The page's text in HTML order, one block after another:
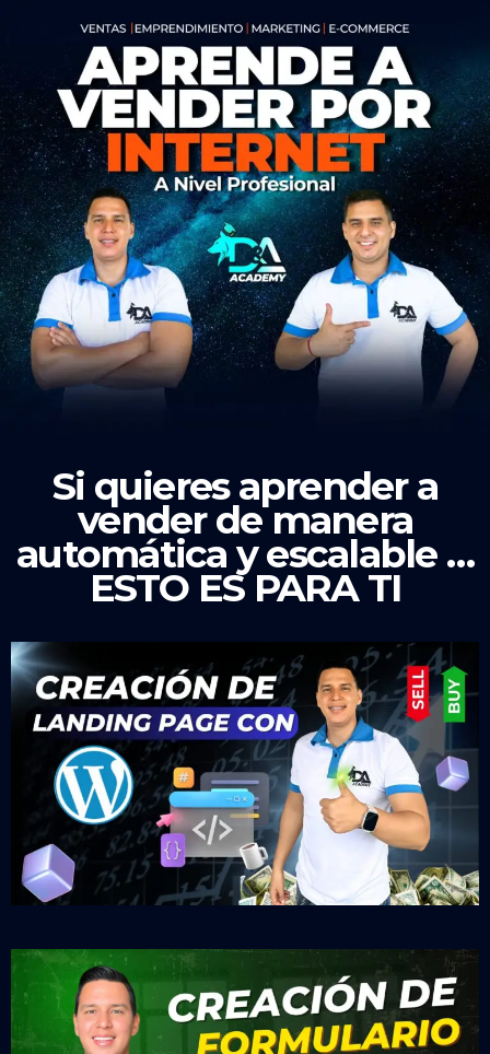
Si quieres aprender a
vender de manera
automática y escalable …
ESTO ES PARA TI